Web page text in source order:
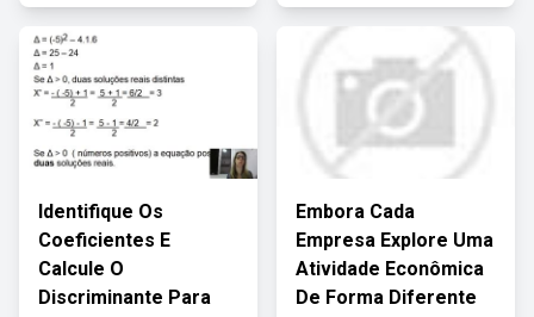
Identifique Os
Coeficientes E
Calcule O
Discriminante Para
Embora Cada
Empresa Explore Uma
Atividade Econômica
De Forma Diferente